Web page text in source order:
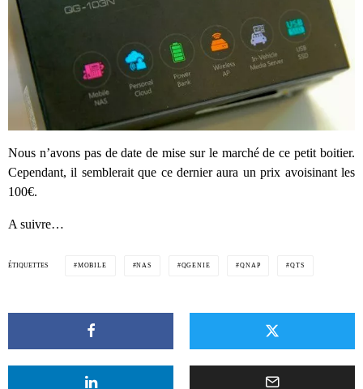
Nous n’avons pas de date de mise sur le marché de ce petit boitier.
Cependant, il semblerait que ce dernier aura un prix avoisinant les
100€.
A suivre…
ÉTIQUETTES MOBILE NAS QGENIE QNAP QTS